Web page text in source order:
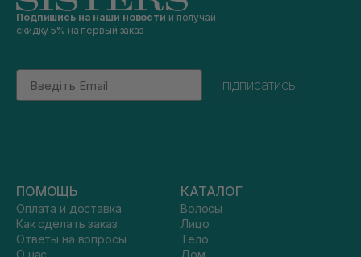
Подпишись на наши новости и получай
скидку 5% на первый заказ
Email
підписатись
ПОМОЩЬ
Оплата и доставка
Как сделать заказ
Ответы на вопросы
О нас
КАТАЛОГ
Волосы
Лицо
Тело
Дом